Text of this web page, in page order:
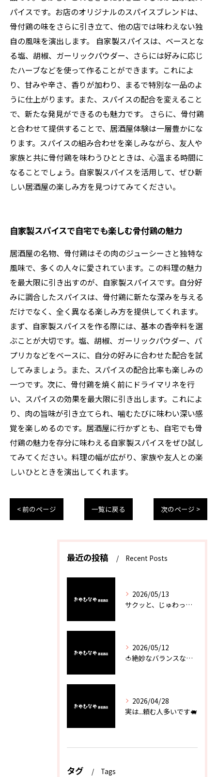
パイスです。お店のオリジナルのスパイスブレンドは、
骨付鶏の味をさらに引き立て、他の店では味わえない独
自の風味を演出します。 自家製スパイスは、ベースとな
る塩、胡椒、ガーリックパウダー、さらには好みに応じ
たハーブなどを使って作ることができます。これによ
り、甘みや辛さ、香りが加わり、まるで特別な一品のよ
うに仕上がります。また、スパイスの配合を変えること
で、新たな発見ができるのも魅力です。 さらに、骨付鶏
と合わせて提供することで、居酒屋体験は一層豊かにな
ります。スパイスの組み合わせを楽しみながら、友人や
家族と共に骨付鶏を味わうひとときは、心温まる時間に
なることでしょう。自家製スパイスを活用して、ぜひ新
しい居酒屋の楽しみ方を見つけてみてください。
自家製スパイスで自宅でも楽しむ骨付鶏の魅力
居酒屋の名物、骨付鶏はその肉のジューシーさと独特な
風味で、多くの人々に愛されています。この料理の魅力
を最大限に引き出すのが、自家製スパイスです。自分好
みに調合したスパイスは、骨付鶏に新たな深みを与える
だけでなく、全く異なる楽しみ方を提供してくれます。
まず、自家製スパイスを作る際には、基本の香辛料を選
ぶことが大切です。塩、胡椒、ガーリックパウダー、パ
プリカなどをベースに、自分の好みに合わせた配合を試
してみましょう。また、スパイスの配合比率も楽しみの
一つです。次に、骨付鶏を焼く前にドライマリネを行
い、スパイスの効果を最大限に引き出します。これによ
り、肉の旨味が引き立てられ、噛むたびに味わい深い感
覚を楽しめるのです。居酒屋に行かずとも、自宅でも骨
付鶏の魅力を存分に味わえる自家製スパイスをぜひ試し
てみてください。料理の幅が広がり、家族や友人との楽
しいひとときを演出してくれます。
< 前のページ 一覧に戻る 次のページ >
最近の投稿 Recent Posts
2026/05/13
サクッと、じゅわっと。瀬戸内が香るカキフライ
2026/05/12
🍅絶妙なバランスなのに最高な一品🥗
2026/04/28
実は...頼む人多いです🐖
タグ Tags